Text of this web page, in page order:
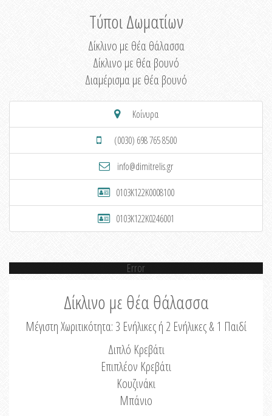
Τύποι Δωματίων
Δίκλινο με θέα θάλασσα
Δίκλινο με θέα βουνό
Διαμέρισμα με θέα βουνό
Κοίνυρα
(0030) 698 765 8500
info@dimitrelis.gr
0103K122K0008100
0103K122K0246001
Error
Δίκλινο με θέα θάλασσα
Μέγιστη Χωριτικότητα: 3 Ενήλικες ή 2 Ενήλικες & 1 Παιδί
Διπλό Κρεβάτι
Επιπλέον Κρεβάτι
Κουζινάκι
Μπάνιο